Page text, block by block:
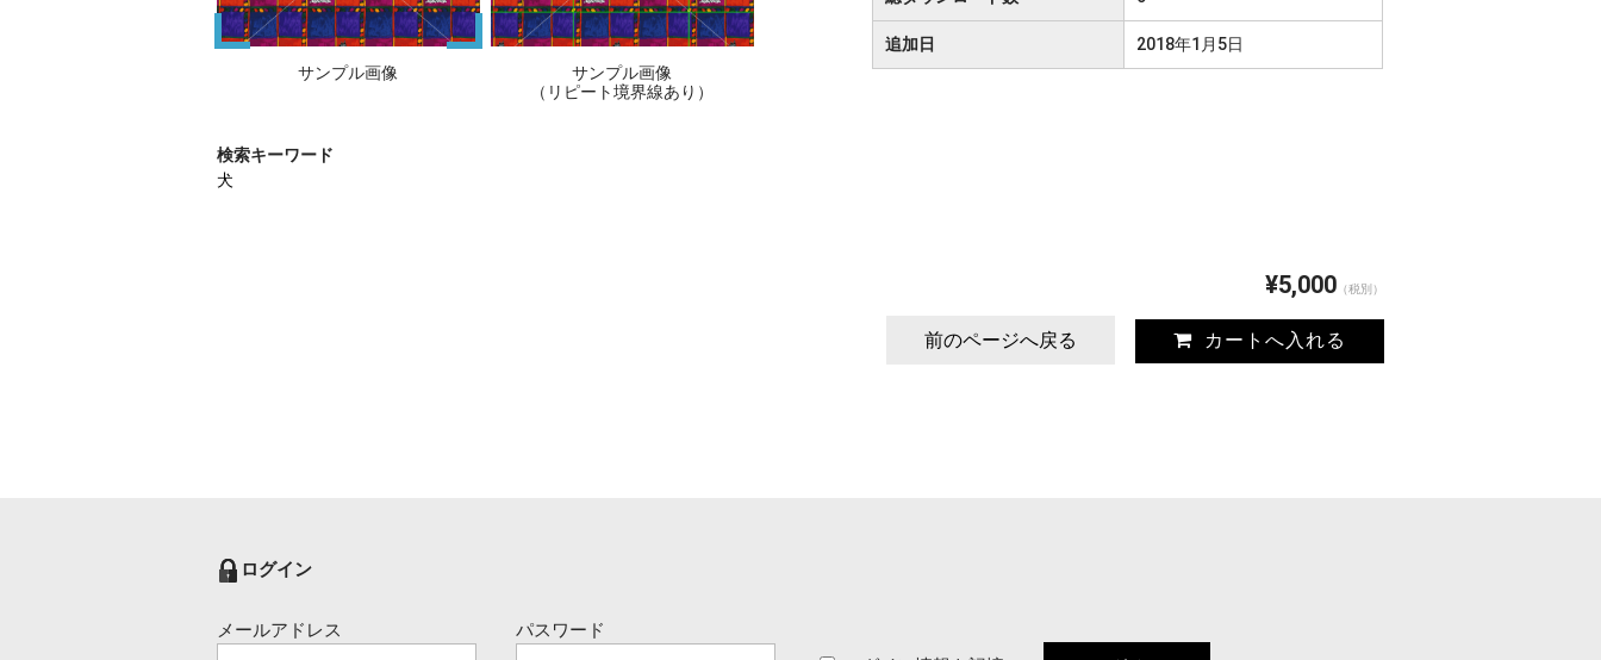
サンプル画像
サンプル画像
（リピート境界線あり）
検索キーワード
犬
追加日 2018年1月5日
¥5,000 （税別）
前のページへ戻る
ログイン
メールアドレス
パスワード